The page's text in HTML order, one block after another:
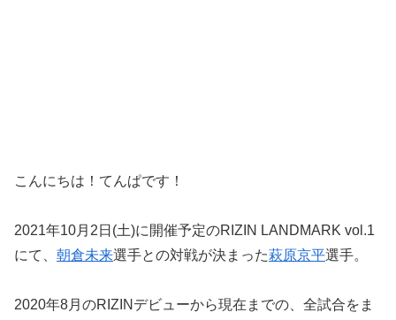
こんにちは！てんぱです！
2021年10月2日(土)に開催予定のRIZIN LANDMARK vol.1
にて、 朝倉未来選手との対戦が決まった萩原京平選手。
2020年8月のRIZINデビューから現在までの、全試合をま